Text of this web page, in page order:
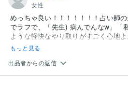
女性
めっちゃ良い！！！！！！！占い師
でラフで、「先生) 病んでんなw」「
ような軽快なやり取りがすごく心地
もっと見る
出品者からの返信